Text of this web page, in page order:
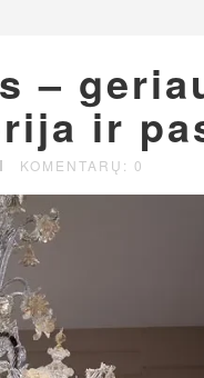
–
ir
KOMENTARŲ: 0